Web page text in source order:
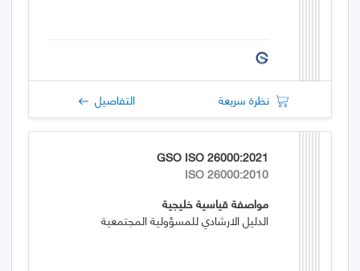
نظرة سريعة التفاصيل
GSO ISO 26000:2021
ISO 26000:2010
مواصفة قياسية خليجية
الدليل الارشادي للمسؤولية المجتمعية